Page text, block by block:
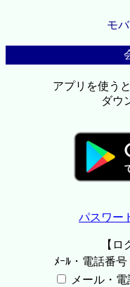
モ
アプリを使う
ダウ
パスワー
【ロ
ﾒｰﾙ・電話番号
メール・